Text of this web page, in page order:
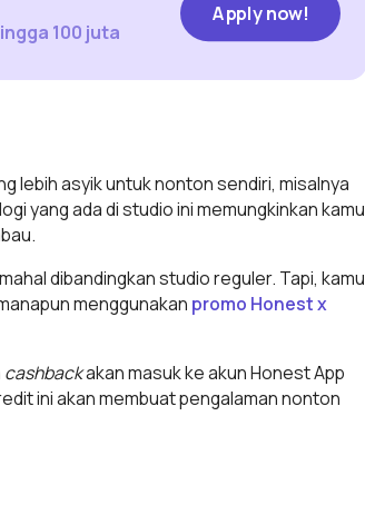
100 juta
Apply now!
Apply now!
lebih asyik untuk nonton sendiri, misalnya
yang ada di studio ini memungkinkan kamu
dibandingkan studio reguler. Tapi, kamu
menggunakan promo Honest x
cashbackakan masuk ke akun Honest App
ini akan membuat pengalaman nonton